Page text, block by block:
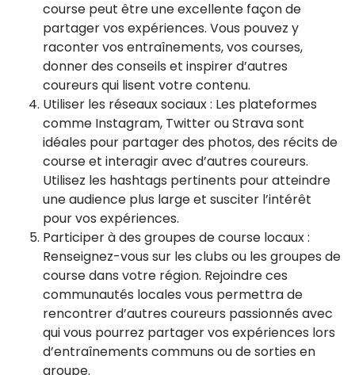
course peut être une excellente façon de
partager vos expériences. Vous pouvez y
raconter vos entraînements, vos courses,
donner des conseils et inspirer d’autres
coureurs qui lisent votre contenu.
Utiliser les réseaux sociaux : Les plateformes
comme Instagram, Twitter ou Strava sont
idéales pour partager des photos, des récits de
course et interagir avec d’autres coureurs.
Utilisez les hashtags pertinents pour atteindre
une audience plus large et susciter l’intérêt
pour vos expériences.
Participer à des groupes de course locaux :
Renseignez-vous sur les clubs ou les groupes de
course dans votre région. Rejoindre ces
communautés locales vous permettra de
rencontrer d’autres coureurs passionnés avec
qui vous pourrez partager vos expériences lors
d’entraînements communs ou de sorties en
groupe.